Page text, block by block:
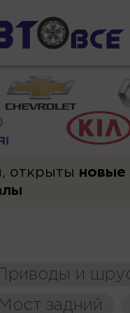
открыты новые
Приводы и
Мост задний